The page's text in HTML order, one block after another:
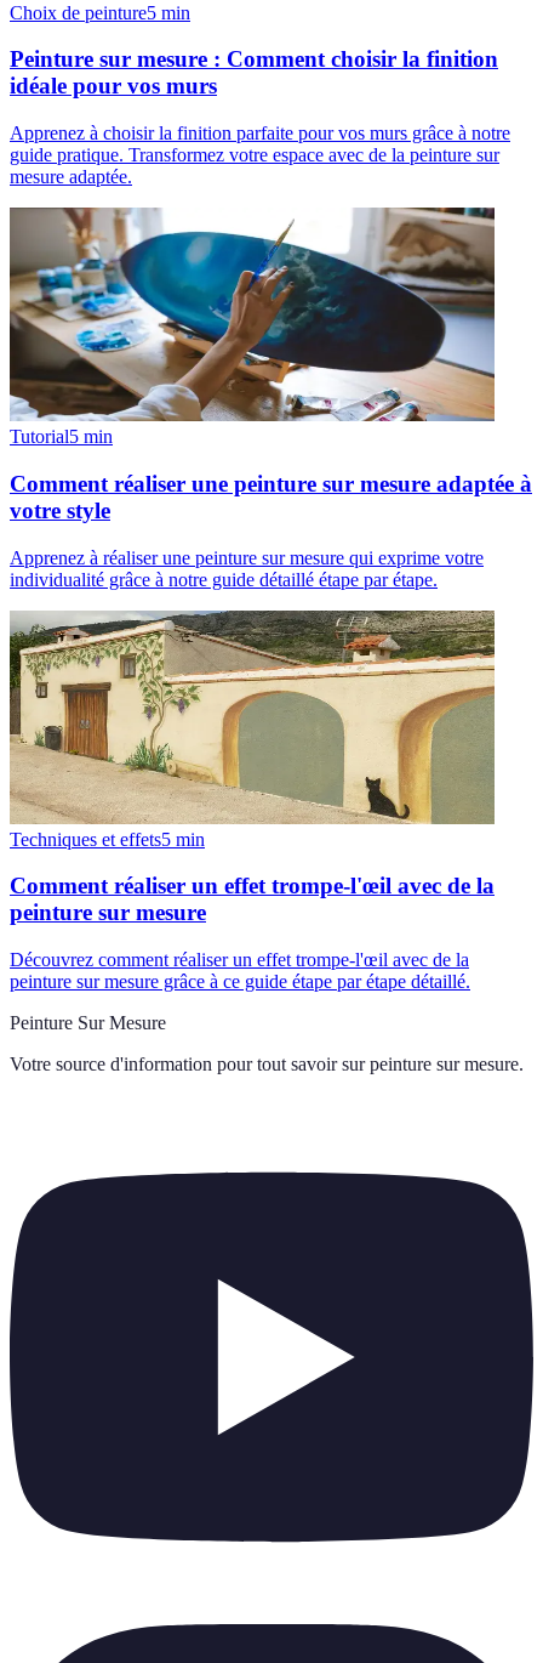
Choix de peinture5 min
Peinture sur mesure : Comment choisir la finition
idéale pour vos murs
Apprenez à choisir la finition parfaite pour vos murs grâce à notre
guide pratique. Transformez votre espace avec de la peinture sur
mesure adaptée.
Tutorial5 min
Comment réaliser une peinture sur mesure adaptée à
votre style
Apprenez à réaliser une peinture sur mesure qui exprime votre
individualité grâce à notre guide détaillé étape par étape.
Techniques et effets5 min
Comment réaliser un effet trompe-l'œil avec de la
peinture sur mesure
Découvrez comment réaliser un effet trompe-l'œil avec de la
peinture sur mesure grâce à ce guide étape par étape détaillé.
Peinture Sur Mesure
Votre source d'information pour tout savoir sur peinture sur mesure.